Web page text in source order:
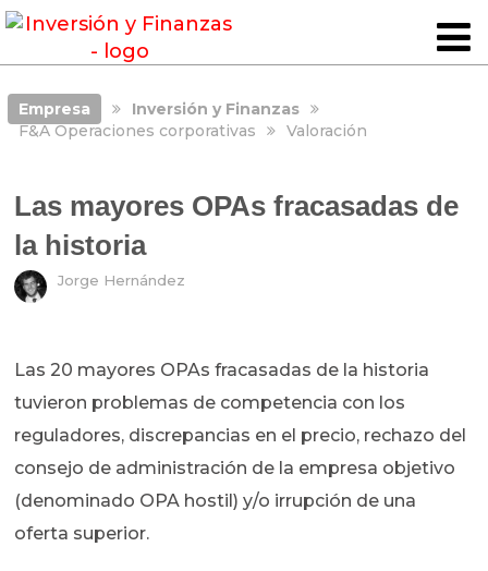
Empresa
Inversión y Finanzas
F&A Operaciones corporativas
Valoración
Las mayores OPAs fracasadas de
la historia
Jorge Hernández
Las 20 mayores OPAs fracasadas de la historia
tuvieron problemas de competencia con los
reguladores, discrepancias en el precio, rechazo del
consejo de administración de la empresa objetivo
(denominado OPA hostil) y/o irrupción de una
oferta superior.